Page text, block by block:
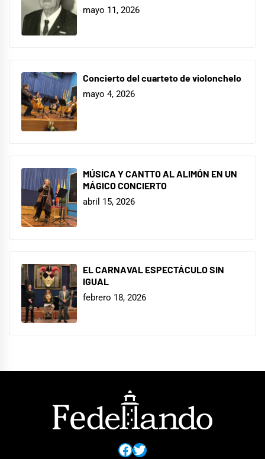
mayo 11, 2026
Concierto del cuarteto de violonchelo
mayo 4, 2026
MÚSICA Y CANTTO AL ALIMÓN EN UN
MÁGICO CONCIERTO
abril 15, 2026
EL CARNAVAL ESPECTÁCULO SIN
IGUAL
febrero 18, 2026
Facebook
Twitter